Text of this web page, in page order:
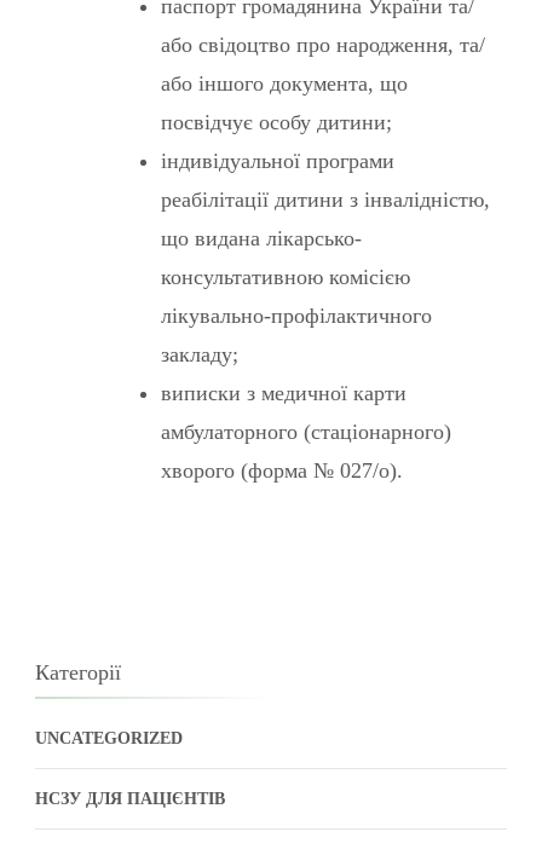
паспорт громадянина України та/
або свідоцтво про народження, та/
або іншого документа, що
посвідчує особу дитини;
індивідуальної програми
реабілітації дитини з інвалідністю,
що видана лікарсько-
консультативною комісією
лікувально-профілактичного
закладу;
виписки з медичної карти
амбулаторного (стаціонарного)
хворого (форма № 027/о).
Категорії
UNCATEGORIZED
НСЗУ ДЛЯ ПАЦІЄНТІВ